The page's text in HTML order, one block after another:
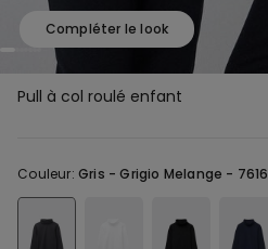
Compléter le look
Pull à col roulé enfant
Couleur:Gris -Grigio Melange - 7616